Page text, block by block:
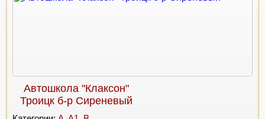
Автошкола "Клаксон"
Троицк б-р Сиреневый